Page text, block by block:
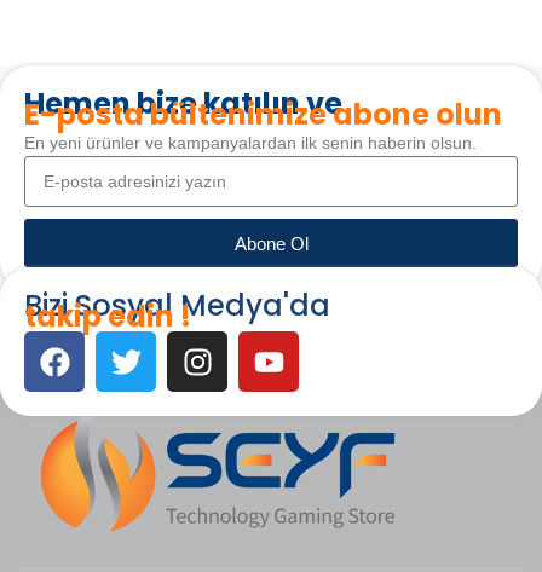
Hemen bize katılın ve
E-posta bültenimize abone olun
En yeni ürünler ve kampanyalardan ilk senin haberin olsun.
Abone Ol
Bizi Sosyal Medya'da
takip edin !